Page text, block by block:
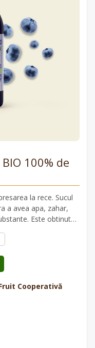
100% de
la rece. Sucul
a avea apa, zahar,
Este obtinut
100%…
Cooperativă